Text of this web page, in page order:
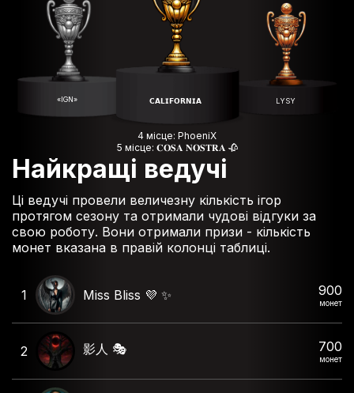
𝗖𝗔𝗟𝗜𝗙𝗢𝗥𝗡𝗜𝗔
«IGN» LYSY
4 місце: PhoeniX
5 місце: 𝐂𝐎𝐒𝐀 𝐍𝐎𝐒𝐓𝐑𝐀 🥀
Найкращі ведучі
Ці ведучі провели величезну кількість ігор
протягом сезону та отримали чудові відгуки за
свою роботу. Вони отримали призи - кількість
монет вказана в правій колонці таблиці.
1 Miss Bliss 💜 ✨️ 900
монет
2 影人 🎭 700
монет